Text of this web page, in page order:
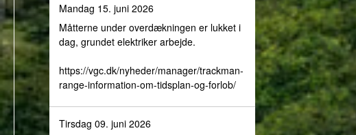
Mandag 15. juni 2026
Måtterne under overdækningen er lukket i
dag, grundet elektriker arbejde.
https://vgc.dk/nyheder/manager/trackman-
range-information-om-tidsplan-og-forlob/
Tirsdag 09. juni 2026